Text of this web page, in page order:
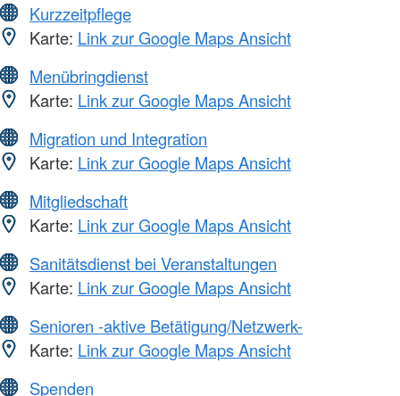
Kurzzeitpflege
Karte: Link zur Google Maps Ansicht
Menübringdienst
Karte: Link zur Google Maps Ansicht
Migration und Integration
Karte: Link zur Google Maps Ansicht
Mitgliedschaft
Karte: Link zur Google Maps Ansicht
Sanitätsdienst bei Veranstaltungen
Karte: Link zur Google Maps Ansicht
Senioren -aktive Betätigung/Netzwerk-
Karte: Link zur Google Maps Ansicht
Spenden